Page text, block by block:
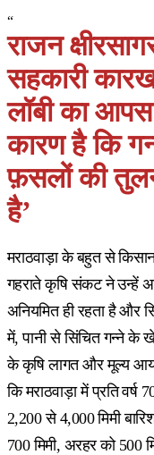
“
राजन
सहकारी
लॉबी का
कारण है कि
फ़सलों की
है’
मराठवाड़ा के बहुत से
गहराते कृषि संकट ने उन्हें
अनियमित ही रहता है और
में, पानी से सिंचित गन्ने के
के कृषि लागत और मूल्य
कि मराठवाड़ा में प्रति वर्ष
2,200 से 4,000 मिमी
700 मिमी, अरहर को 500